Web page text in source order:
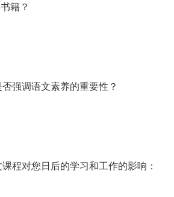
籍？
强调语文素养的重要性？
程对您日后的学习和工作的影响：